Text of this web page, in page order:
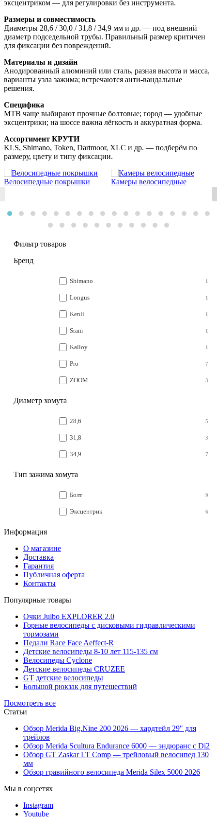
эксцентриком — для регулировки без инструмента.
Размеры и совместимость
Диаметры 28,6 / 30,0 / 31,8 / 34,9 мм и др. — под внешний
диаметр подседельной трубы. Правильный размер критичен
для фиксации без повреждений.
Материалы и дизайн
Анодированный алюминий или сталь, разная высота и масса,
варианты узла зажима; встречаются анти-вандальные
решения.
Специфика
MTB чаще выбирают прочные болтовые; город — удобные
эксцентрики; на шоссе важна лёгкость и аккуратная форма.
Ассортимент КРУТИ
KLS, Shimano, Token, Dartmoor, XLC и др. — подберём по
размеру, цвету и типу фиксации.
Велосипедные покрышки Камеры велосипедные
Фильтр товаров
Бренд
Shimano 1
Longus 1
Kenli 1
Sram 1
Kalloy 1
Pro 7
ZOOM 3
Диаметр хомута
28,6 5
31,8 3
34,9 7
Тип зажима хомута
Болт 9
Эксцентрик 6
Информация
О магазине
Доставка
Гарантия
Публичная оферта
Контакты
Популярные товары
Очки Julbo EXPLORER 2.0
Горные велосипеды с дисковыми гидравлическими
тормозами
Педали Race Face Aeffect-R
Детские велосипеды 8-10 лет 115-135 см
Велосипеды Cyclone
Детские велосипеды CRUZEE
GT детские велосипеды
Большой рюкзак для путешествий
Посмотреть все
Статьи
Обзор Merida Big.Nine 200 2026 — хардтейл 29" для
трейлов
Обзор Merida Scultura Endurance 6000 — эндюранс с Di2
Обзор GT Zaskar LT Comp — трейловый велосипед 130
мм
Обзор гравийного велосипеда Merida Silex 5000 2026
Мы в соцсетях
Instagram
Youtube